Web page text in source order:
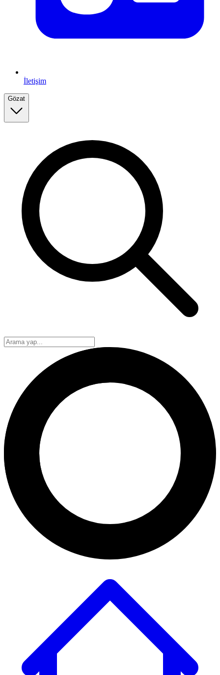
İletişim
Gözat